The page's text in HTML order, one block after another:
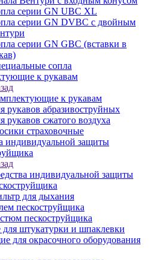
серии GN UBC XL
серии GN DVBC с двойным
серии GN GBC (вставки в
сопла
к рукавам
к рукавам
рукавов абразивоструйных
рукавов сжатого воздуха
страховочные
индивидуальной защиты
индивидуальной защиты
для дыхания
пескоструйщика
пескоструйщика
штукатурки и шпаклевки
для окрасочного оборудования